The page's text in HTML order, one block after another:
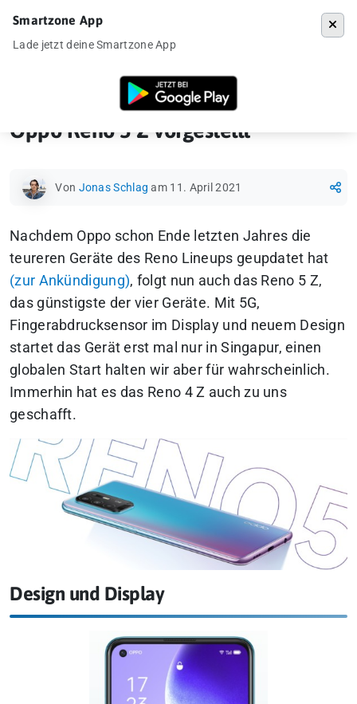
Ankündigung Oppo Reno 5 Z vorgestellt
Oppo Reno 5 Z vorgestellt
Von Jonas Schlag am 11. April 2021
Nachdem Oppo schon Ende letzten Jahres die
teureren Geräte des Reno Lineups geupdatet hat
(zur Ankündigung), folgt nun auch das Reno 5 Z,
das günstigste der vier Geräte. Mit 5G,
Fingerabdrucksensor im Display und neuem Design
startet das Gerät erst mal nur in Singapur, einen
globalen Start halten wir aber für wahrscheinlich.
Immerhin hat es das Reno 4 Z auch zu uns
geschafft.
Design und Display
Smartzone App
Lade jetzt deine Smartzone App